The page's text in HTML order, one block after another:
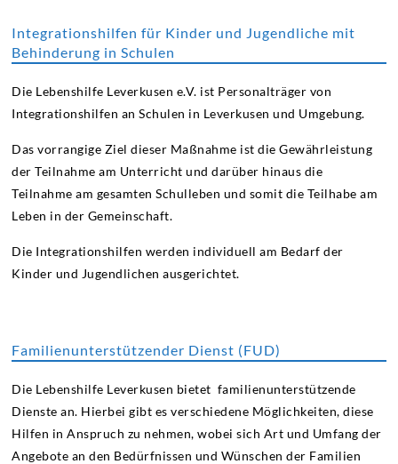
Integrationshilfen für Kinder und Jugendliche mit
Behinderung in Schulen
Die Lebenshilfe Leverkusen e.V. ist Personalträger von
Integrationshilfen an Schulen in Leverkusen und Umgebung.
Das vorrangige Ziel dieser Maßnahme ist die Gewährleistung
der Teilnahme am Unterricht und darüber hinaus die
Teilnahme am gesamten Schulleben und somit die Teilhabe am
Leben in der Gemeinschaft.
Die Integrationshilfen werden individuell am Bedarf der
Kinder und Jugendlichen ausgerichtet.
Familienunterstützender Dienst (FUD)
Die Lebenshilfe Leverkusen bietet familienunterstützende
Dienste an. Hierbei gibt es verschiedene Möglichkeiten, diese
Hilfen in Anspruch zu nehmen, wobei sich Art und Umfang der
Angebote an den Bedürfnissen und Wünschen der Familien